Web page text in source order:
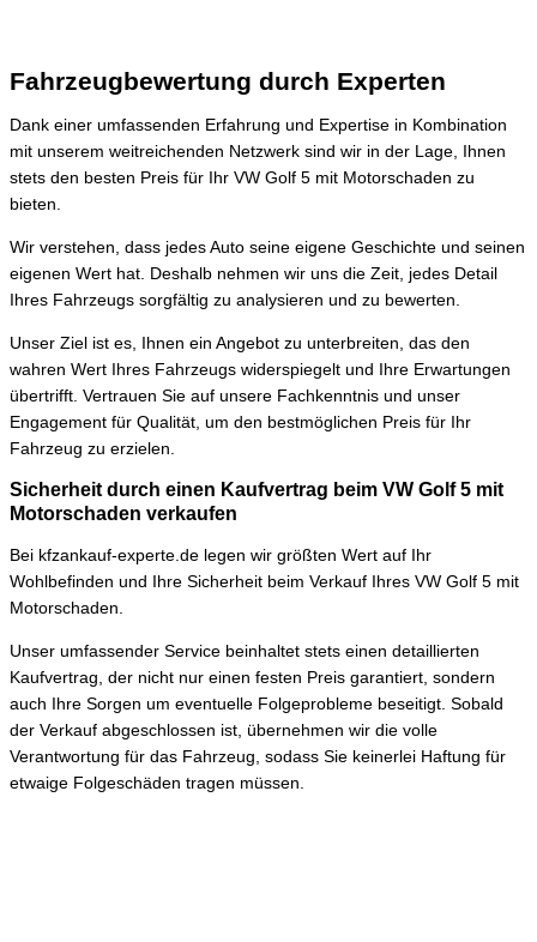
Fahrzeugbewertung durch Experten
Dank einer umfassenden Erfahrung und Expertise in Kombination
mit unserem weitreichenden Netzwerk sind wir in der Lage, Ihnen
stets den besten Preis für Ihr VW Golf 5 mit Motorschaden zu
bieten.
Wir verstehen, dass jedes Auto seine eigene Geschichte und seinen
eigenen Wert hat. Deshalb nehmen wir uns die Zeit, jedes Detail
Ihres Fahrzeugs sorgfältig zu analysieren und zu bewerten.
Unser Ziel ist es, Ihnen ein Angebot zu unterbreiten, das den
wahren Wert Ihres Fahrzeugs widerspiegelt und Ihre Erwartungen
übertrifft. Vertrauen Sie auf unsere Fachkenntnis und unser
Engagement für Qualität, um den bestmöglichen Preis für Ihr
Fahrzeug zu erzielen.
Sicherheit durch einen Kaufvertrag beim VW Golf 5 mit
Motorschaden verkaufen
Bei kfzankauf-experte.de legen wir größten Wert auf Ihr
Wohlbefinden und Ihre Sicherheit beim Verkauf Ihres VW Golf 5 mit
Motorschaden.
Unser umfassender Service beinhaltet stets einen detaillierten
Kaufvertrag, der nicht nur einen festen Preis garantiert, sondern
auch Ihre Sorgen um eventuelle Folgeprobleme beseitigt. Sobald
der Verkauf abgeschlossen ist, übernehmen wir die volle
Verantwortung für das Fahrzeug, sodass Sie keinerlei Haftung für
etwaige Folgeschäden tragen müssen.